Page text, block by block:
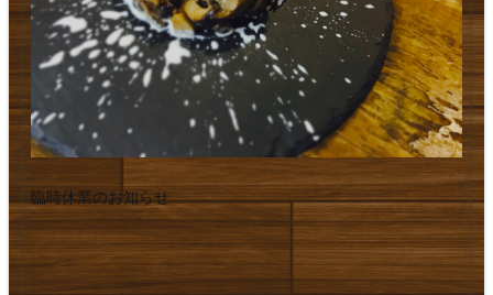
臨時休業のお知らせ